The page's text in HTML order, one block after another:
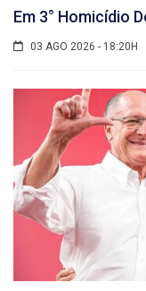
Em 3° Homicídio
03 AGO 2026 - 18:20H